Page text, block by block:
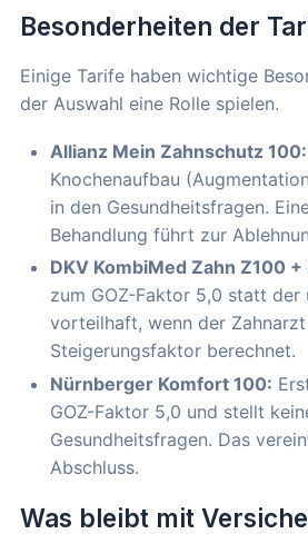
Besonderheiten der
Einige Tarife haben wichtige
der Auswahl eine Rolle spielen.
Allianz Mein Zahnschutz 100:
Knochenaufbau
in den Gesundheitsfragen.
Behandlung führt zur
DKV KombiMed Zahn Z100 +
zum GOZ-Faktor 5,0 statt der
vorteilhaft, wenn der Zahnarzt
Steigerungsfaktor berechnet.
Nürnberger Komfort 100:
GOZ-Faktor 5,0 und stellt
Gesundheitsfragen. Das
Abschluss.
Was bleibt mit